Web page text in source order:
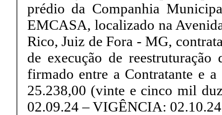
prédio da Companhia
EMCASA, localizado na
Rico, Juiz de Fora - MG,
de execução de
firmado entre a Contratante e
25.238,00 (vinte e cinco mil
02.09.24 – VIGÊNCIA: